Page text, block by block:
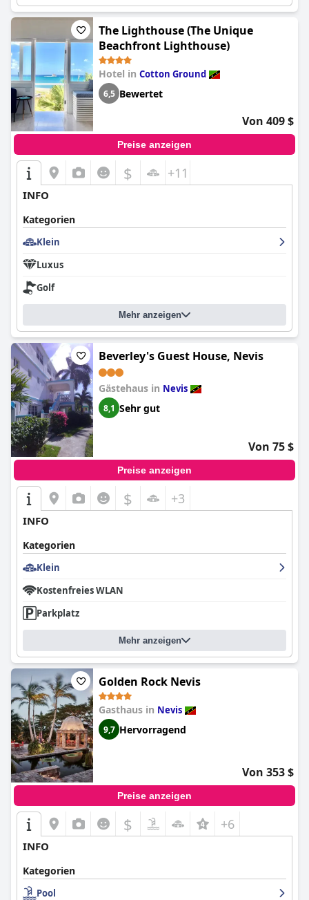
The Lighthouse (The Unique
Beachfront Lighthouse)
Hotel in Cotton Ground
6,5 Bewertet
Von 409 $
Preise anzeigen
$ +11
INFO
Kategorien
Klein
Luxus
Golf
Mehr anzeigen
Beverley's Guest House, Nevis
Gästehaus in Nevis
8,1 Sehr gut
Von 75 $
Preise anzeigen
$ +3
INFO
Kategorien
Klein
Kostenfreies WLAN
Parkplatz
Mehr anzeigen
Golden Rock Nevis
Gasthaus in Nevis
9,7 Hervorragend
Von 353 $
Preise anzeigen
$ +6
INFO
Kategorien
Pool